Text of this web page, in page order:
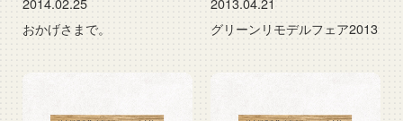
おかげさまで。
グリーンリモデルフェア2013